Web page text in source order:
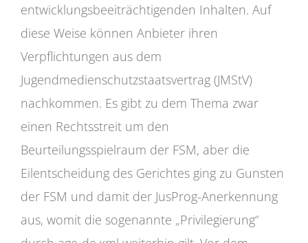
entwicklungsbeeiträchtigenden Inhalten. Auf
diese Weise können Anbieter ihren
Verpflichtungen aus dem
Jugendmedienschutzstaatsvertrag (JMStV)
nachkommen. Es gibt zu dem Thema zwar
einen Rechtsstreit um den
Beurteilungsspielraum der FSM, aber die
Eilentscheidung des Gerichtes ging zu Gunsten
der FSM und damit der JusProg-Anerkennung
aus, womit die sogenannte „Privilegierung“